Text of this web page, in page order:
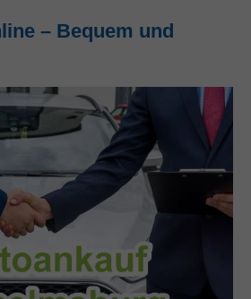
– Bequem und